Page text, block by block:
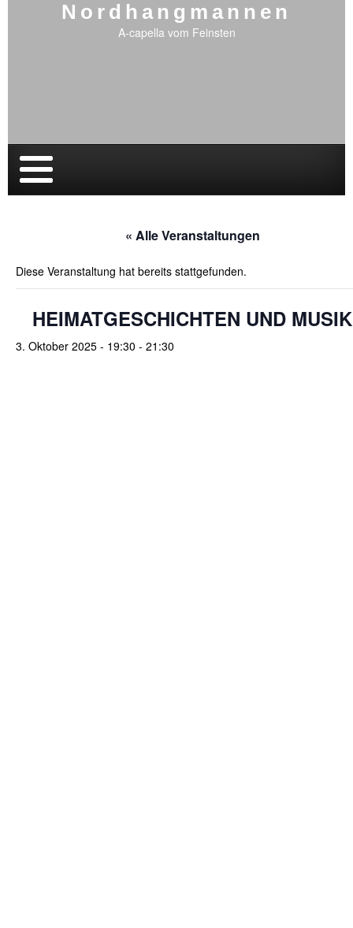
Nordhangmannen
A-capella vom Feinsten
« Alle Veranstaltungen
Diese Veranstaltung hat bereits stattgefunden.
HEIMATGESCHICHTEN UND MUSIK
3. Oktober 2025 - 19:30 - 21:30